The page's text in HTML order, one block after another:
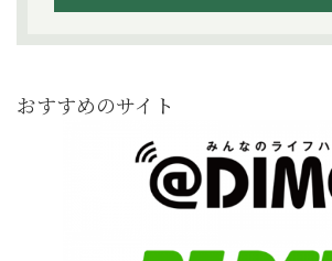
おすすめのサイト